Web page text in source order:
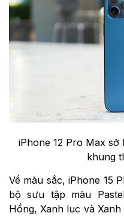
iPhone 12 Pro Max
khung
Về màu sắc, iPhone 15
bộ sưu tập màu
Hồng, Xanh lục và